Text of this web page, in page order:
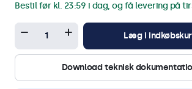
Bestil før kl. 23:59 i dag, og få levering på
Læg i
Download teknisk